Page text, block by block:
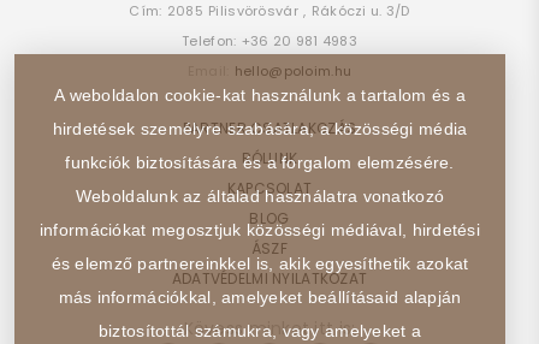
Cím: 2085 Pilisvörösvár , Rákóczi u. 3/D
Telefon: +36 20 981 4983
hello@poloim.hu
PARTNER CSATLAKOZÁS
RÓLUNK
KAPCSOLAT
BLOG
ÁSZF
ADATVÉDELMI NYILATKOZAT
Kövess minket itt is:
A weboldalon cookie-kat használunk a tartalom és a
hirdetések személyre szabására, a közösségi média
funkciók biztosítására és a forgalom elemzésére.
Weboldalunk az általad használatra vonatkozó
információkat megosztjuk közösségi médiával, hirdetési
és elemző partnereinkkel is, akik egyesíthetik azokat
más információkkal, amelyeket beállításaid alapján
biztosítottál számukra, vagy amelyeket a